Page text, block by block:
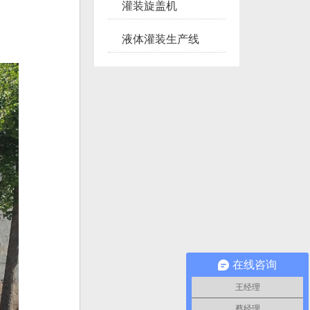
灌装旋盖机
液体灌装生产线
在线咨询
王经理